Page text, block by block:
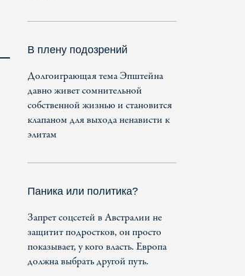
В плену подозрений
Долгоиграющая тема Эпштейна
давно живет сомнительной
собственной жизнью и становится
клапаном для выхода ненависти к
элитам
Паника или политика?
Запрет соцсетей в Австралии не
защитит подростков, он просто
показывает, у кого власть. Европа
должна выбрать другой путь.